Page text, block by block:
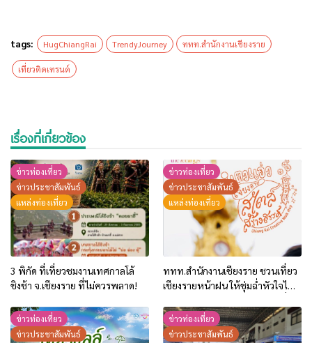
tags: HugChiangRai TrendyJourney ททท.สำนักงานเชียงราย
เที่ยวติดเทรนด์
เรื่องที่เกี่ยวข้อง
ข่าวท่องเที่ยว
ข่าวประชาสัมพันธ์
แหล่งท่องเที่ยว
3 พิกัด ที่เที่ยวชมงานเทศกาลโล้
ชิงช้า จ.เชียงราย ที่ไม่ควรพลาด!
ข่าวท่องเที่ยว
ข่าวประชาสัมพันธ์
แหล่งท่องเที่ยว
ททท.สำนักงานเชียงราย ชวนเที่ยว
เชียงรายหน้าฝน ให้ชุ่มฉ่ำหัวใจไป
ให้สนุก เก็บแสตมป์ครบ แล้วรับ
ของที่ระลึกสุดพิเศษ! ทันที
ข่าวท่องเที่ยว
ข่าวประชาสัมพันธ์
ข่าวท่องเที่ยว
ข่าวประชาสัมพันธ์